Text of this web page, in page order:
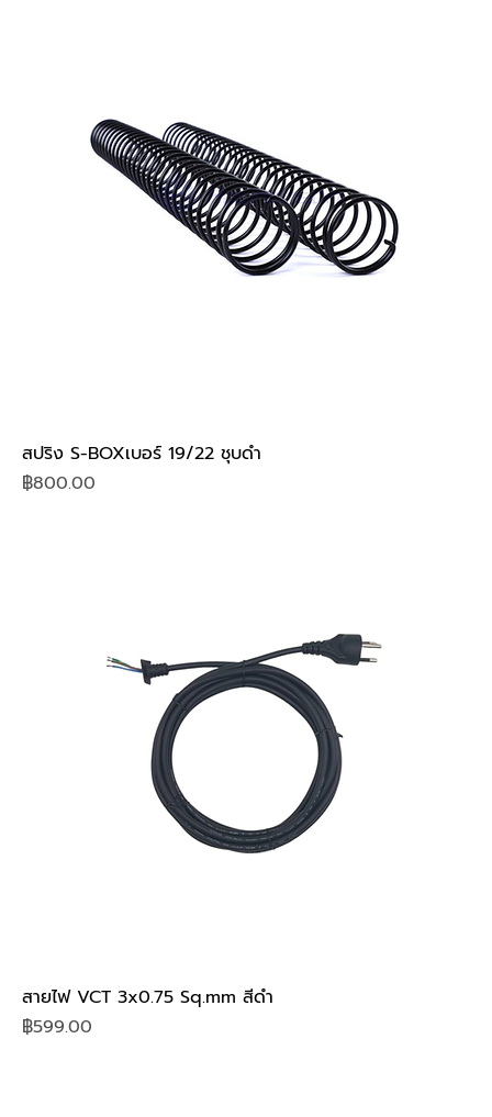
สปริง S-BOXเบอร์ 19/22 ชุบดำ
Price
฿800.00
สายไฟ VCT 3x0.75 Sq.mm สีดำ
Price
฿599.00